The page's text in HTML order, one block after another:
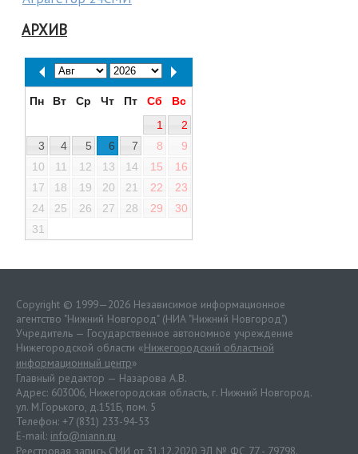
АРХИВ
Пн Вт Ср Чт Пт Сб
Вс
1
2
3
4 5 6 7 8
9
10
11 12 13 14 15
16
17
18 19 20 21 22
23
24
25 26 27 28 29
30
31
Copyright © 1999—2026 Независимое информационное
агентство "Нижний Новгород" (НИА "Нижний Новгород")
Учредитель — Государственное автономное учреждение
Нижегородской области «Нижегородский областной
информационный центр»
Главный редактор — Назарова А.В.
Адрес: 603006, Нижегородская область, г. Нижний Новгород.
ул. М.Горького, д.151Б, пом. 5
Телефон: +7 (831) 233-94-53
E-mail: info@niann.ru
Реестровая запись СМИ от 31.12.2020 ЭЛ № ФС 77 - 79798.